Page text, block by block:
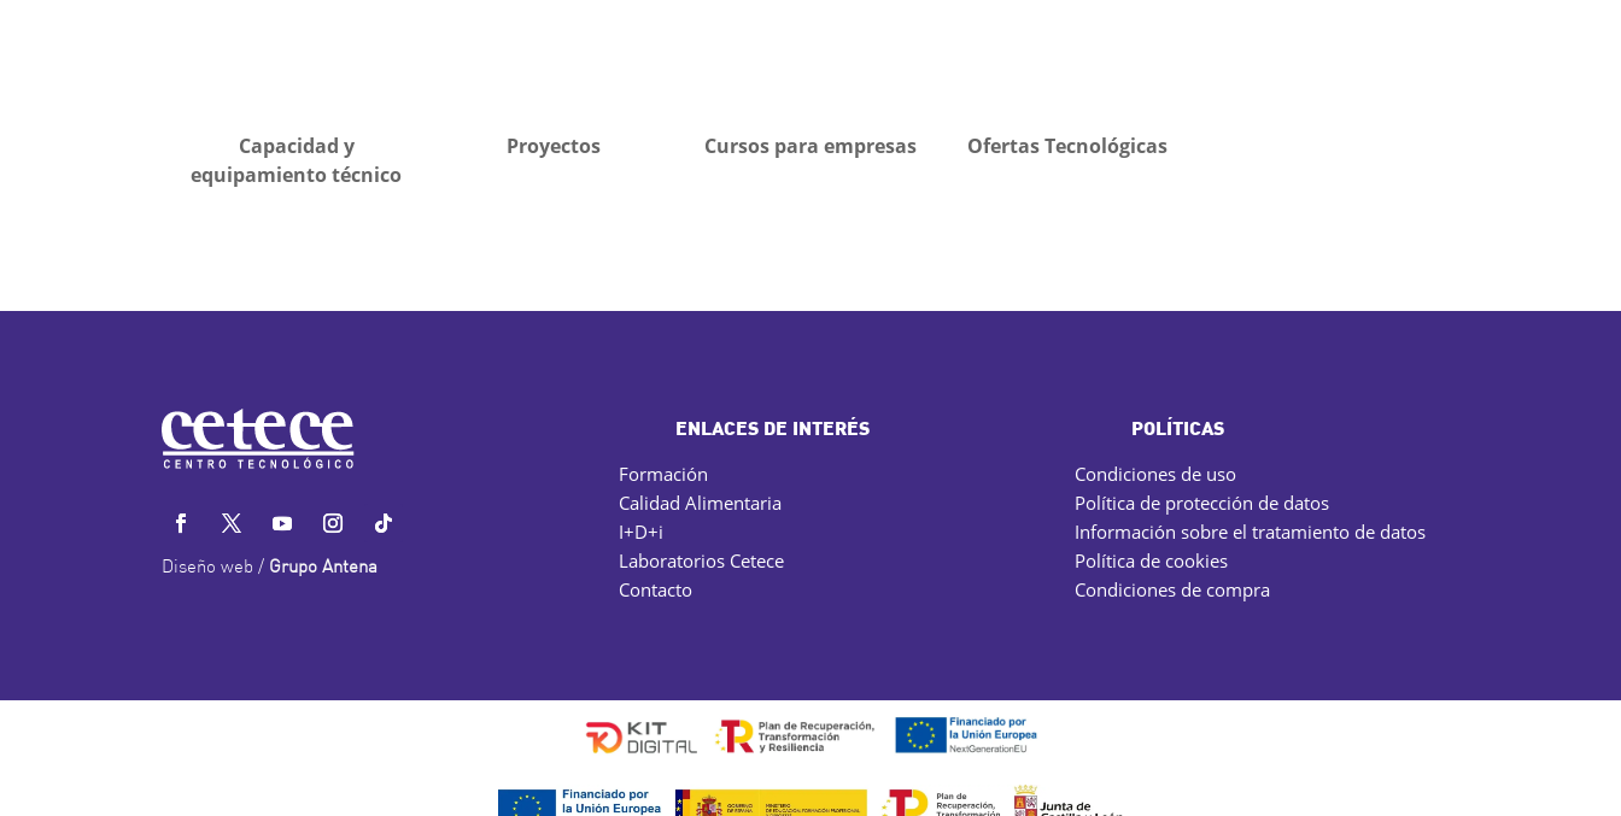
Capacidad y
equipamiento técnico
Proyectos Cursos para empresas Ofertas Tecnológicas
Diseño web / Grupo Antena
ENLACES DE INTERÉS
Formación
Calidad Alimentaria
I+D+i
Laboratorios Cetece
Contacto
POLÍTICAS
Condiciones de uso
Política de protección de datos
Información sobre el tratamiento de datos
Política de cookies
Condiciones de compra